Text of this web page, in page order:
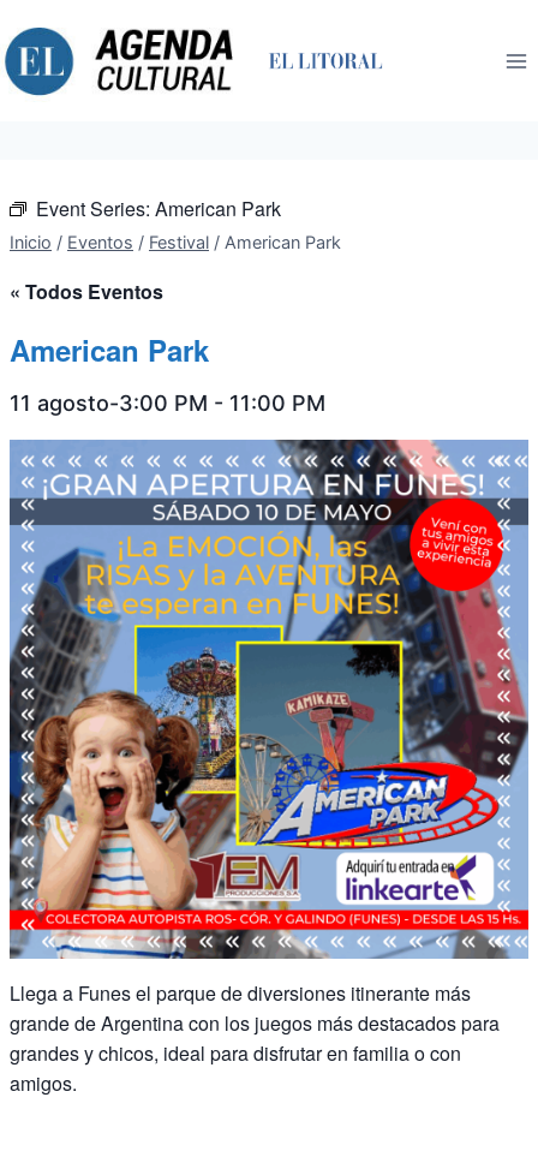
al
contenido
Event Series: American Park
Inicio / Eventos / Festival / American Park
« Todos Eventos
American Park
11 agosto-3:00 PM - 11:00 PM
Llega a Funes el parque de diversiones itinerante más
grande de Argentina con los juegos más destacados para
grandes y chicos, ideal para disfrutar en familia o con
amigos.